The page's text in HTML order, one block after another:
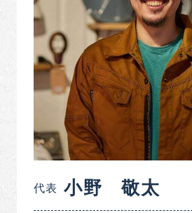
代表 小野 敬太